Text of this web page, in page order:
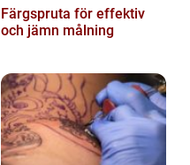
Färgspruta för effektiv
och jämn målning